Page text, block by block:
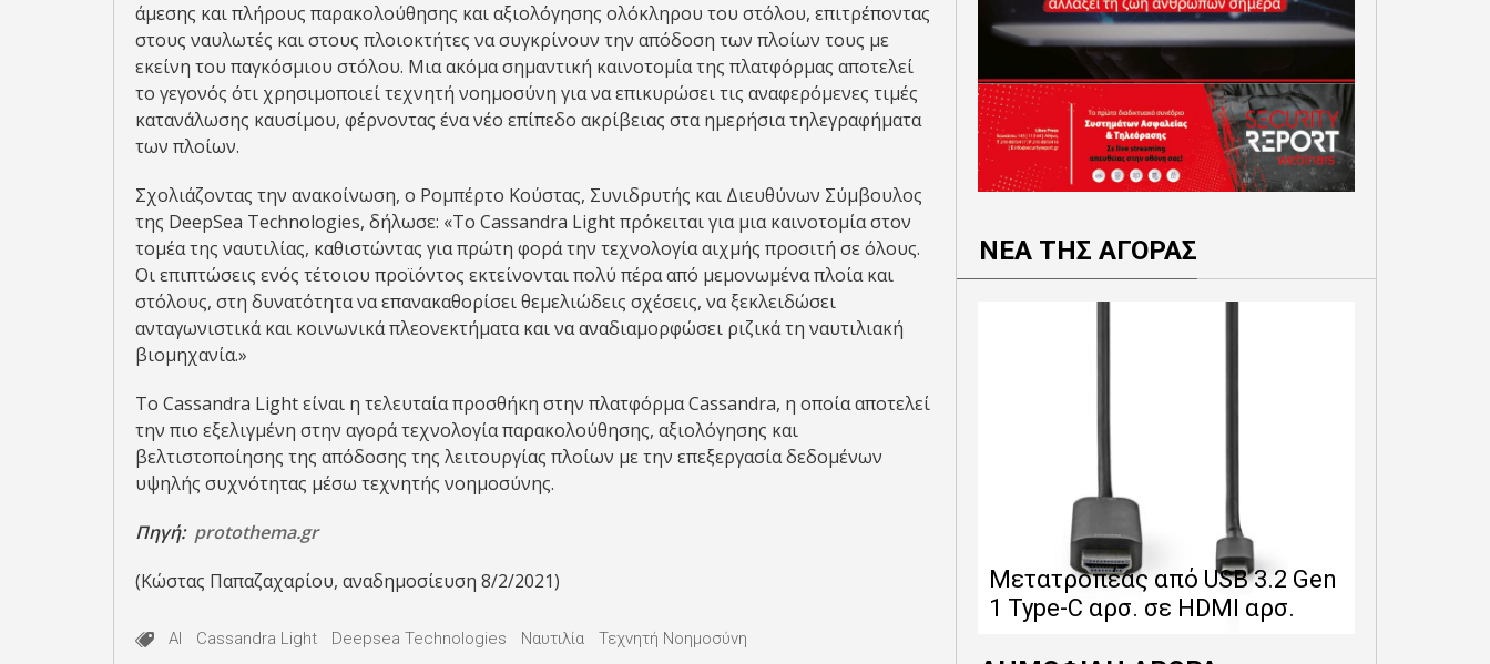
άμεσης και πλήρους παρακολούθησης και αξιολόγησης ολόκληρου του στόλου, επιτρέποντας
στους ναυλωτές και στους πλοιοκτήτες να συγκρίνουν την απόδοση των πλοίων τους με
εκείνη του παγκόσμιου στόλου. Μια ακόμα σημαντική καινοτομία της πλατφόρμας αποτελεί
το γεγονός ότι χρησιμοποιεί τεχνητή νοημοσύνη για να επικυρώσει τις αναφερόμενες τιμές
κατανάλωσης καυσίμου, φέρνοντας ένα νέο επίπεδο ακρίβειας στα ημερήσια τηλεγραφήματα
των πλοίων.
Σχολιάζοντας την ανακοίνωση, ο Ρομπέρτο Κούστας, Συνιδρυτής και Διευθύνων Σύμβουλος
της DeepSea Technologies, δήλωσε: «Το Cassandra Light πρόκειται για μια καινοτομία στον
τομέα της ναυτιλίας, καθιστώντας για πρώτη φορά την τεχνολογία αιχμής προσιτή σε όλους.
Οι επιπτώσεις ενός τέτοιου προϊόντος εκτείνονται πολύ πέρα από μεμονωμένα πλοία και
στόλους, στη δυνατότητα να επανακαθορίσει θεμελιώδεις σχέσεις, να ξεκλειδώσει
ανταγωνιστικά και κοινωνικά πλεονεκτήματα και να αναδιαμορφώσει ριζικά τη ναυτιλιακή
βιομηχανία.»
Το Cassandra Light είναι η τελευταία προσθήκη στην πλατφόρμα Cassandra, η οποία αποτελεί
την πιο εξελιγμένη στην αγορά τεχνολογία παρακολούθησης, αξιολόγησης και
βελτιστοποίησης της απόδοσης της λειτουργίας πλοίων με την επεξεργασία δεδομένων
υψηλής συχνότητας μέσω τεχνητής νοημοσύνης.
Πηγή: protothema.gr
(Κώστας Παπαζαχαρίου, αναδημοσίευση 8/2/2021)
AI Cassandra Light Deepsea Technologies Ναυτιλία Τεχνητή Νοημοσύνη
ΝΕΑ ΤΗΣ ΑΓΟΡΑΣ
Μετατροπέας από USB 3.2 Gen
1 Type-C αρσ. σε HDMI αρσ.